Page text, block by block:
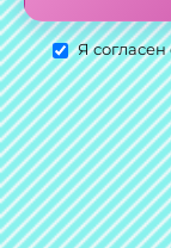
Я